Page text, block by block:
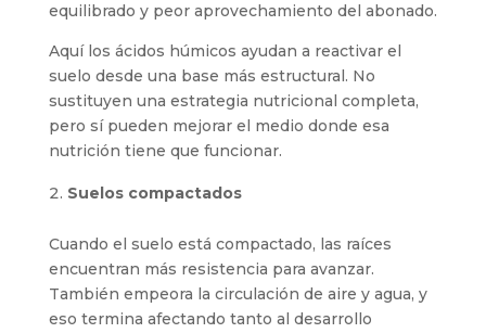
equilibrado y peor aprovechamiento del abonado.
Aquí los ácidos húmicos ayudan a reactivar el
suelo desde una base más estructural. No
sustituyen una estrategia nutricional completa,
pero sí pueden mejorar el medio donde esa
nutrición tiene que funcionar.
Suelos compactados
Cuando el suelo está compactado, las raíces
encuentran más resistencia para avanzar.
También empeora la circulación de aire y agua, y
eso termina afectando tanto al desarrollo